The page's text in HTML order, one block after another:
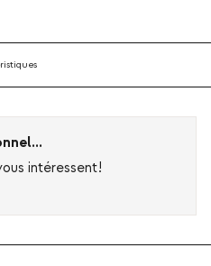
intéressent!